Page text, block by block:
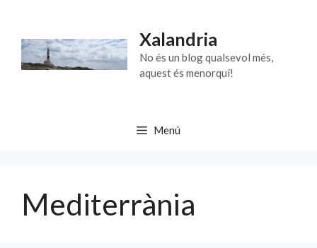
contingut
Xalandria
No és un blog qualsevol més,
aquest és menorquí!
Menú
Mediterrània